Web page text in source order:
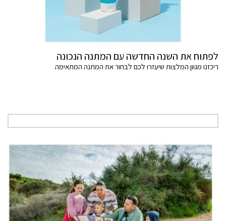
לפתוח את השנה החדשה עם המתנה הנכונה
ריכזנו מגוון המלצות שיעזרו לכם לבחור את המתנה המתאימה